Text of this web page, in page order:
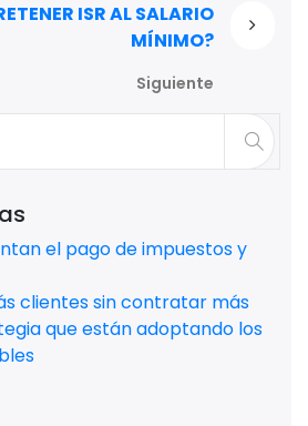
ISR AL SALARIO
MÍNIMO?
Siguiente
el pago de impuestos y
clientes sin contratar más
que están adoptando los